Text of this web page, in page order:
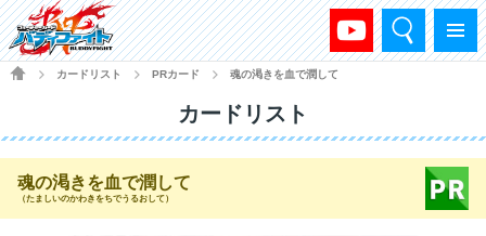
メニュー
検索
HOME
カードリスト PRカード 魂の渇きを血で潤して
カードリスト
魂の渇きを血で潤して
（たましいのかわきをちでうるおして）